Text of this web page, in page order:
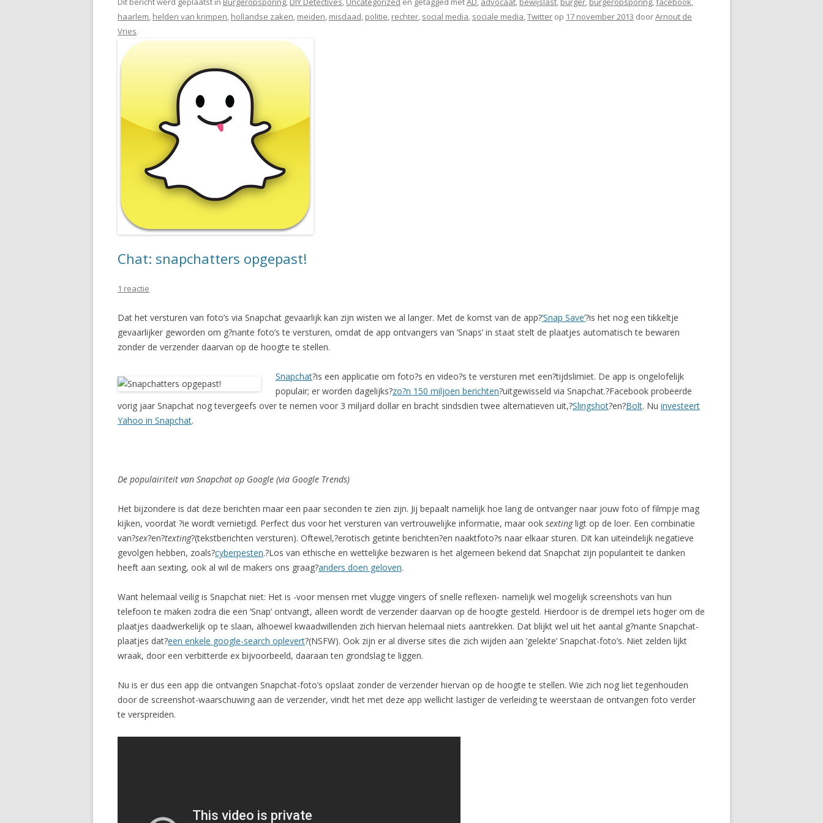
haarlem, helden van krimpen, hollandse zaken, meiden, misdaad, politie, rechter, social media, sociale media,Twitter op 17 november 2013 doorArnout de
Vries.
Chat: snapchatters opgepast!
1 reactie
Dat het versturen van foto’s via Snapchat gevaarlijk kan zijn wisten we al langer. Met de komst van de app?‘Snap Save’?is het nog een tikkeltje
gevaarlijker geworden om g?nante foto’s te versturen, omdat de app ontvangers van ‘Snaps’ in staat stelt de plaatjes automatisch te bewaren
zonder de verzender daarvan op de hoogte te stellen.
Snapchat?is een applicatie om foto?s en video?s te versturen met een?tijdslimiet. De app is ongelofelijk
populair; er worden dagelijks?zo?n 150 miljoen berichten?uitgewisseld via Snapchat.?Facebook probeerde
vorig jaar Snapchat nog tevergeefs over te nemen voor 3 miljard dollar en bracht sindsdien twee alternatieven uit,?Slingshot?en?Bolt. Nu investeert
Yahoo in Snapchat.
De populairiteit van Snapchat op Google (via Google Trends)
Het bijzondere is dat deze berichten maar een paar seconden te zien zijn. Jij bepaalt namelijk hoe lang de ontvanger naar jouw foto of filmpje mag
kijken, voordat ?ie wordt vernietigd. Perfect dus voor het versturen van vertrouwelijke informatie, maar ook sextingligt op de loer. Een combinatie
van?sex?en?texting?(tekstberichten versturen). Oftewel,?erotisch getinte berichten?en naaktfoto?s naar elkaar sturen. Dit kan uiteindelijk negatieve
gevolgen hebben, zoals?cyberpesten.?Los van ethische en wettelijke bezwaren is het algemeen bekend dat Snapchat zijn populariteit te danken
heeft aan sexting, ook al wil de makers ons graag?anders doen geloven.
Want helemaal veilig is Snapchat niet: Het is -voor mensen met vlugge vingers of snelle reflexen- namelijk wel mogelijk screenshots van hun
telefoon te maken zodra die een ‘Snap’ ontvangt, alleen wordt de verzender daarvan op de hoogte gesteld. Hierdoor is de drempel iets hoger om de
plaatjes daadwerkelijk op te slaan, alhoewel kwaadwillenden zich hiervan helemaal niets aantrekken. Dat blijkt wel uit het aantal g?nante Snapchat-
plaatjes dat?een enkele google-search oplevert?(NSFW). Ook zijn er al diverse sites die zich wijden aan ‘gelekte’ Snapchat-foto’s. Niet zelden lijkt
wraak, door een verbitterde ex bijvoorbeeld, daaraan ten grondslag te liggen.
Nu is er dus een app die ontvangen Snapchat-foto’s opslaat zonder de verzender hiervan op de hoogte te stellen. Wie zich nog liet tegenhouden
door de screenshot-waarschuwing aan de verzender, vindt het met deze app wellicht lastiger de verleiding te weerstaan de ontvangen foto verder
te verspreiden.